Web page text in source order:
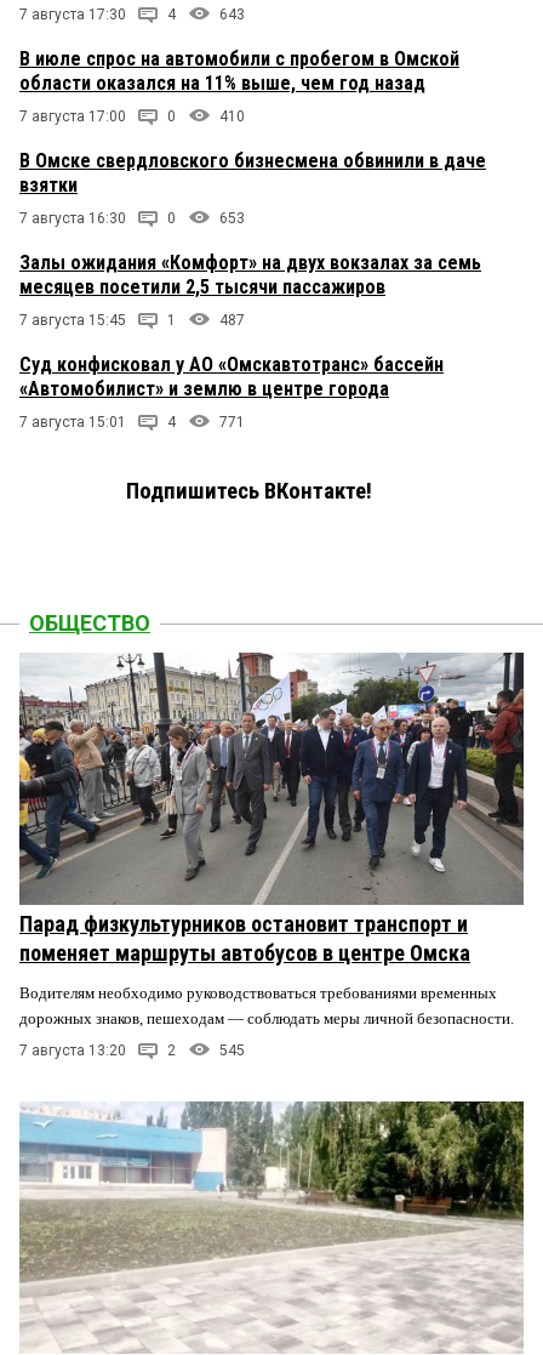
7 августа 17:30 4 643
В июле спрос на автомобили с пробегом в Омской
области оказался на 11% выше, чем год назад
7 августа 17:00 0 410
В Омске свердловского бизнесмена обвинили в даче
взятки
7 августа 16:30 0 653
Залы ожидания «Комфорт» на двух вокзалах за семь
месяцев посетили 2,5 тысячи пассажиров
7 августа 15:45 1 487
Суд конфисковал у АО «Омскавтотранс» бассейн
«Автомобилист» и землю в центре города
7 августа 15:01 4 771
Подпишитесь ВКонтакте!
ОБЩЕСТВО
Парад физкультурников остановит транспорт и
поменяет маршруты автобусов в центре Омска
Водителям необходимо руководствоваться требованиями временных
дорожных знаков, пешеходам — соблюдать меры личной безопасности.
7 августа 13:20 2 545